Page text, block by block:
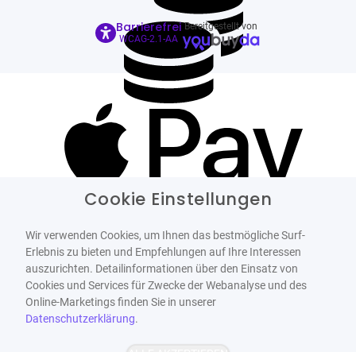
Barrierefrei
WCAG-2.1-AA
Bereitgestellt von
Cookie Einstellungen
Wir verwenden Cookies, um Ihnen das bestmögliche Surf-
Erlebnis zu bieten und Empfehlungen auf Ihre Interessen
auszurichten. Detailinformationen über den Einsatz von
Cookies und Services für Zwecke der Webanalyse und des
Online-Marketings finden Sie in unserer
Datenschutzerklärung.